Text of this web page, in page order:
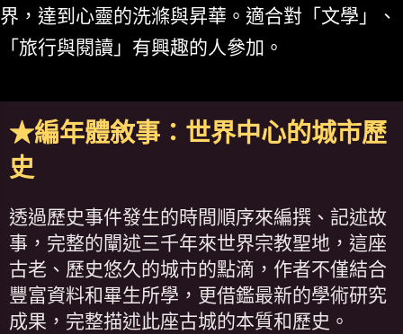
界，達到心靈的洗滌與昇華。適合對「文學」、
「旅行與閱讀」有興趣的人參加。
★編年體敘事：世界中心的城市歷
史
透過歷史事件發生的時間順序來編撰、記述故
事，完整的闡述三千年來世界宗教聖地，這座
古老、歷史悠久的城市的點滴，作者不僅結合
豐富資料和畢生所學，更借鑑最新的學術研究
成果，完整描述此座古城的本質和歷史。